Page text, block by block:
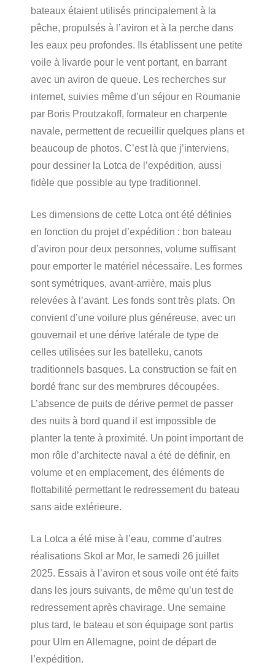
bateaux étaient utilisés principalement à la
pêche, propulsés à l’aviron et à la perche dans
les eaux peu profondes. Ils établissent une petite
voile à livarde pour le vent portant, en barrant
avec un aviron de queue. Les recherches sur
internet, suivies même d’un séjour en Roumanie
par Boris Proutzakoff, formateur en charpente
navale, permettent de recueillir quelques plans et
beaucoup de photos. C’est là que j’interviens,
pour dessiner la Lotca de l’expédition, aussi
fidèle que possible au type traditionnel.
Les dimensions de cette Lotca ont été définies
en fonction du projet d’expédition : bon bateau
d’aviron pour deux personnes, volume suffisant
pour emporter le matériel nécessaire. Les formes
sont symétriques, avant-arrière, mais plus
relevées à l’avant. Les fonds sont très plats. On
convient d’une voilure plus généreuse, avec un
gouvernail et une dérive latérale de type de
celles utilisées sur les batelleku, canots
traditionnels basques. La construction se fait en
bordé franc sur des membrures découpées.
L’absence de puits de dérive permet de passer
des nuits à bord quand il est impossible de
planter la tente à proximité. Un point important de
mon rôle d’architecte naval a été de définir, en
volume et en emplacement, des éléments de
flottabilité permettant le redressement du bateau
sans aide extérieure.
La Lotca a été mise à l’eau, comme d’autres
réalisations Skol ar Mor, le samedi 26 juillet
2025. Essais à l’aviron et sous voile ont été faits
dans les jours suivants, de même qu’un test de
redressement après chavirage. Une semaine
plus tard, le bateau et son équipage sont partis
pour Ulm en Allemagne, point de départ de
l’expédition.